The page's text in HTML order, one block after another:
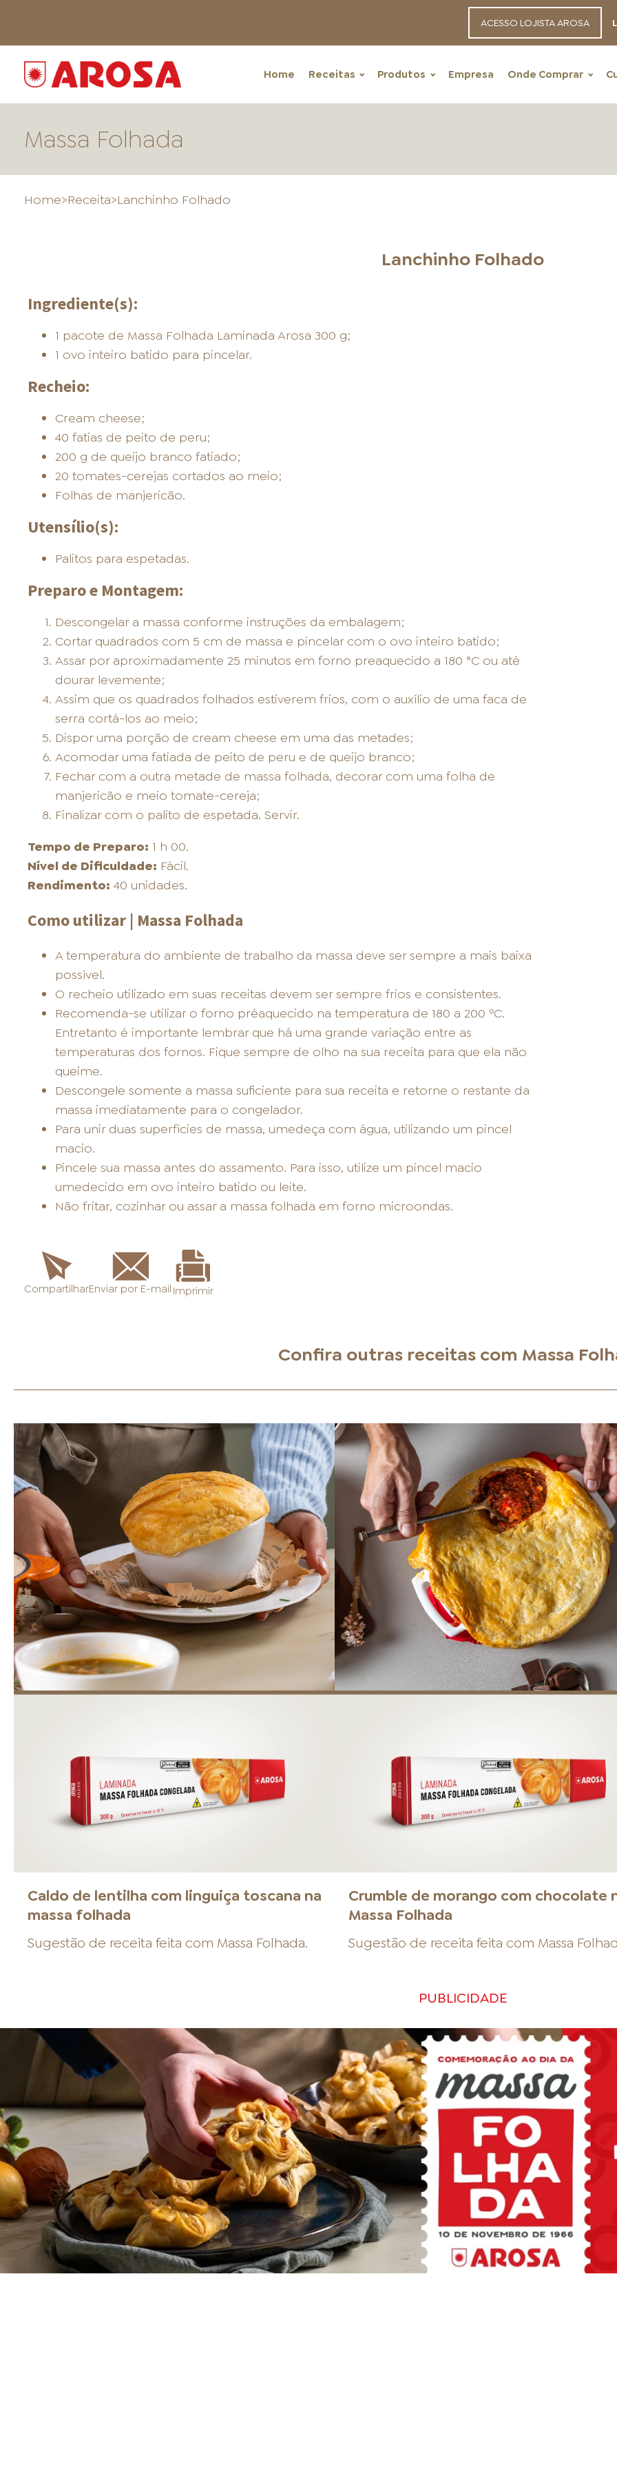
ACESSO LOJISTA AROSA
Home Receitas Produtos Empresa Onde Comprar
HOME
ONDE COMPRAR
FOOD SERVICE
Massa Folhada
Home>Receita>Lanchinho Folhado
Lanchinho Folhado
Ingrediente(s):
1 pacote de Massa Folhada Laminada Arosa 300 g;
1 ovo inteiro batido para pincelar.
Recheio:
Cream cheese;
40 fatias de peito de peru;
200 g de queijo branco fatiado;
20 tomates-cerejas cortados ao meio;
Folhas de manjericão.
Utensílio(s):
Palitos para espetadas.
Preparo e Montagem:
Descongelar a massa conforme instruções da embalagem;
Cortar quadrados com 5 cm de massa e pincelar com o ovo inteiro batido;
Assar por aproximadamente 25 minutos em forno preaquecido a 180 °C ou até
dourar levemente;
Assim que os quadrados folhados estiverem frios, com o auxílio de uma faca de
serra cortá-los ao meio;
Dispor uma porção de cream cheese em uma das metades;
Acomodar uma fatiada de peito de peru e de queijo branco;
Fechar com a outra metade de massa folhada, decorar com uma folha de
manjericão e meio tomate-cereja;
Finalizar com o palito de espetada. Servir.
Tempo de Preparo: 1 h 00.
Nível de Dificuldade: Fácil.
Rendimento: 40 unidades.
Como utilizar | Massa Folhada
A temperatura do ambiente de trabalho da massa deve ser sempre a mais baixa
possível.
O recheio utilizado em suas receitas devem ser sempre frios e consistentes.
Recomenda-se utilizar o forno préaquecido na temperatura de 180 a 200 ºC.
Entretanto é importante lembrar que há uma grande variação entre as
temperaturas dos fornos. Fique sempre de olho na sua receita para que ela não
queime.
Descongele somente a massa suficiente para sua receita e retorne o restante da
massa imediatamente para o congelador.
Para unir duas superfícies de massa, umedeça com água, utilizando um pincel
macio.
Pincele sua massa antes do assamento. Para isso, utilize um pincel macio
umedecido em ovo inteiro batido ou leite.
Não fritar, cozinhar ou assar a massa folhada em forno microondas.
CompartilharEnviar por E-mail Imprimir
Confira outras receitas com Massa
Caldo de lentilha com linguiça toscana na
massa folhada
Sugestão de receita feita com Massa Folhada.
Crumble de morango com chocolate
Massa Folhada
Sugestão de receita feita com Massa
PUBLICIDADE